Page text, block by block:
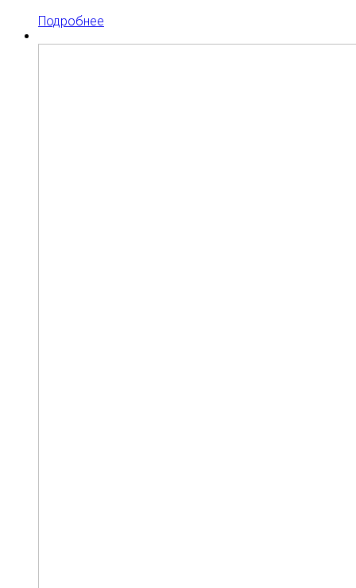
Подробнее